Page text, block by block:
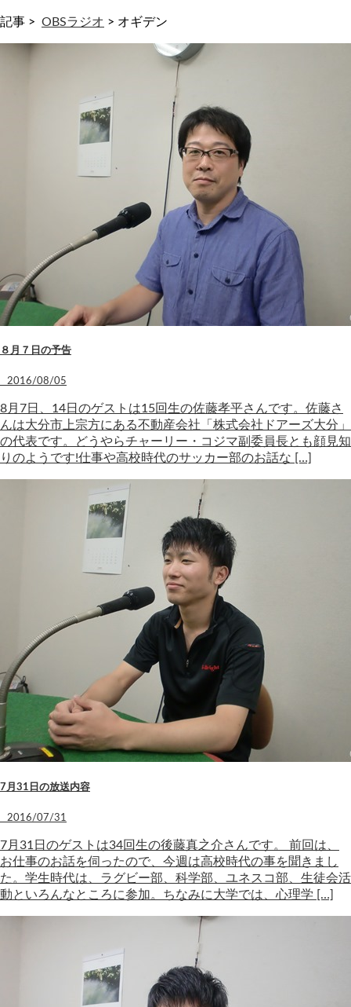
記事 > OBSラジオ > オギデン
８月７日の予告
2016/08/05
8月7日、14日のゲストは15回生の佐藤孝平さんです。佐藤さ
んは大分市上宗方にある不動産会社「株式会社ドアーズ大分」
の代表です。どうやらチャーリー・コジマ副委員長とも顔見知
りのようです!仕事や高校時代のサッカー部のお話な […]
7月31日の放送内容
2016/07/31
7月31日のゲストは34回生の後藤真之介さんです。 前回は、
お仕事のお話を伺ったので、今週は高校時代の事を聞きまし
た。学生時代は、ラグビー部、科学部、ユネスコ部、生徒会活
動といろんなところに参加。ちなみに大学では、心理学 […]